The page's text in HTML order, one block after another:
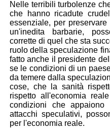
Nelle terribili turbolenze
che hanno ricadute
essenziale, per
un'inedita barbarie,
corrette di quel che sta
ruolo della speculazione
fatto anche il presidente
se le condizioni di un
da temere dalla
cose, che la sanità
rispetto all'economia
condizioni che appaiono
attacchi speculativi,
per l'economia reale.